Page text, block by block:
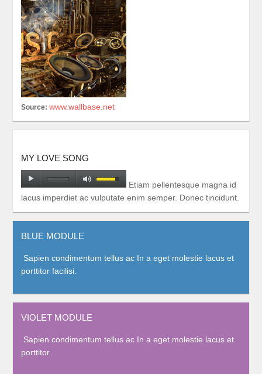
Source: www.wallbase.net
MY LOVE SONG
Etiam pellentesque magna id
lacus imperdiet ac vulputate enim semper. Donec tincidunt.
BLUE MODULE
Sapien condimentum tellus ac In a eget molestie lacus et
porttitor facilisi.
VIOLET MODULE
Sapien condimentum tellus ac In a eget molestie lacus et
porttitor.